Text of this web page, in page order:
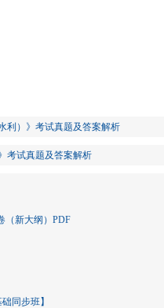
利）》考试真题及答案解析
考试真题及答案解析
（新大纲）PDF
同步班】